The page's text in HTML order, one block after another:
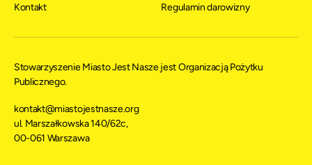
Stowarzyszenie Miasto Jest Nasze jest Organizacją Pożytku
Publicznego.
kontakt@miastojestnasze.org
ul. Marszałkowska 140/62c,
00-061 Warszawa
Kontakt
Regulamin darowizny